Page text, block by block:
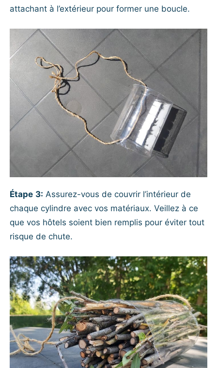
attachant à l’extérieur pour former une boucle.
Étape 3: Assurez-vous de couvrir l’intérieur de
chaque cylindre avec vos matériaux. Veillez à ce
que vos hôtels soient bien remplis pour éviter tout
risque de chute.